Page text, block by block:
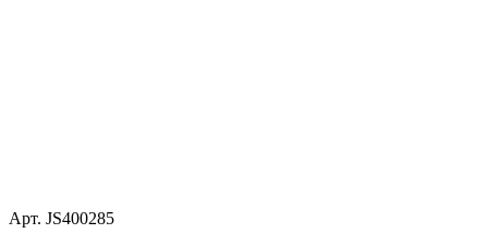
Арт. JS400285